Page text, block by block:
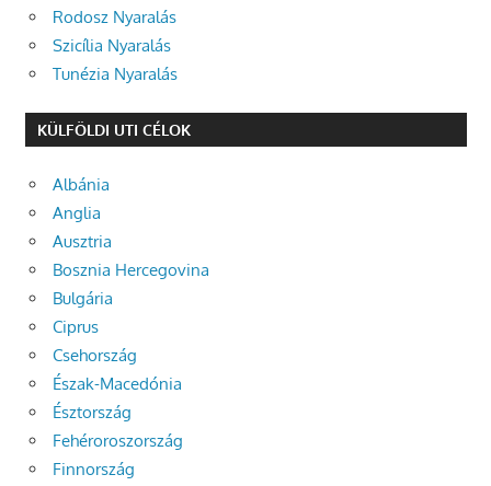
Rodosz Nyaralás
Szicília Nyaralás
Tunézia Nyaralás
KÜLFÖLDI UTI CÉLOK
Albánia
Anglia
Ausztria
Bosznia Hercegovina
Bulgária
Ciprus
Csehország
Észak-Macedónia
Észtország
Fehéroroszország
Finnország